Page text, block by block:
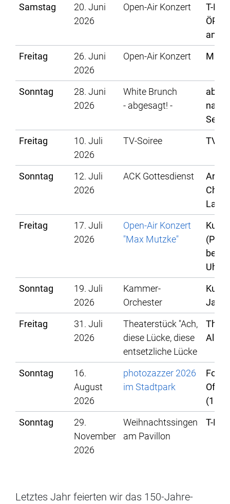
Samstag
20. Juni
2026
Open-Air Konzert
T-
Freitag
26. Juni
2026
Open-Air Konzert
Sonntag
28. Juni
2026
White Brunch
- abgesagt! -
Sept/
Freitag
10. Juli
2026
TV-Soiree TV
Sonntag
12. Juli
2026
ACK Gottesdienst
Lahr
Freitag
17. Juli
2026
Open-Air Konzert
"Max Mutzke"
Uhr)
Sonntag
19. Juli
2026
Kammer-
Orchester
Freitag
31. Juli
2026
Theaterstück "Ach,
diese Lücke, diese
entsetzliche Lücke
Sonntag
16.
August
2026
photozazzer 2026
im Stadtpark
Sonntag
29.
November
2026
Weihnachtssingen
am Pavillon
T-
Letztes Jahr feierten wir das 150-Jahre-